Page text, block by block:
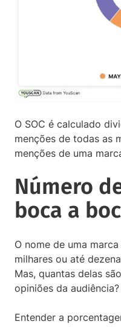
O SOC é calculado
menções de todas as
menções de uma
Número
boca a
O nome de uma
milhares ou até
Mas, quantas delas
opiniões da audiência?
Entender a